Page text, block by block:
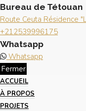
Bureau de Tétouan
Route Ceuta Résidence
+212539996175
Whatsapp
Whatsapp
Fermer
ACCUEIL
À PROPOS
PROJETS